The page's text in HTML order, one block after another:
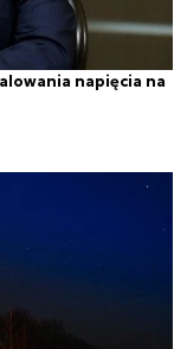
napięcia na